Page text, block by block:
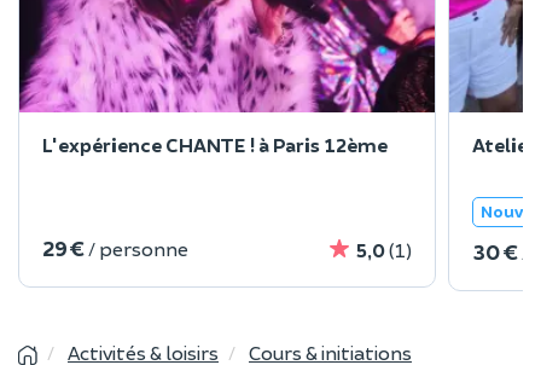
L'expérience CHANTE ! à Paris 12ème
29 € / personne 5,0(1)
Atelier
30 €
Activités & loisirs
Cours & initiations